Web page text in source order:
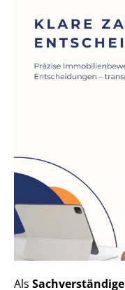
Als Sachverständige